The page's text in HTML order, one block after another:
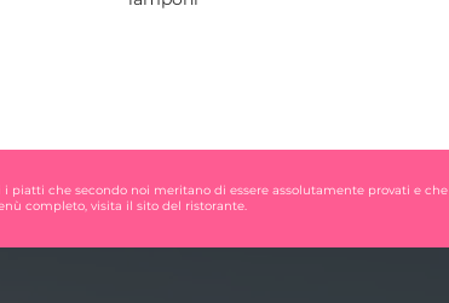
che secondo noi meritano di essere assolutamente provati e che
completo, visita il sito del ristorante.